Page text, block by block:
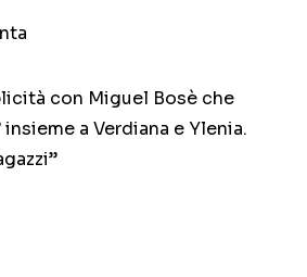
con Miguel Bosè che
a Verdiana e Ylenia.